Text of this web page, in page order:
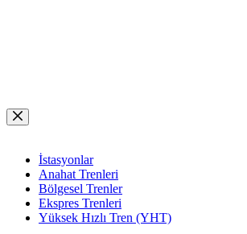
Skip
to
İstasyonlar
Anahat Trenleri
Bölgesel Trenler
Ekspres Trenleri
Yüksek Hızlı Tren (YHT)